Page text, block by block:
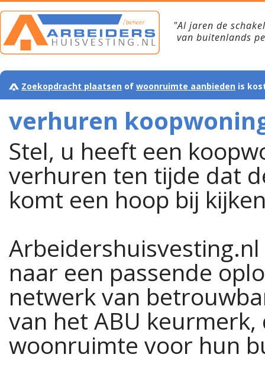
"Al jaren de
van buitenlands
Zoekopdracht plaatsen of woonruimte aanbieden is
verhuren
Stel, u heeft een
verhuren ten tijde dat
komt een hoop bij
naar een passende
netwerk van
van het ABU
woonruimte voor hun